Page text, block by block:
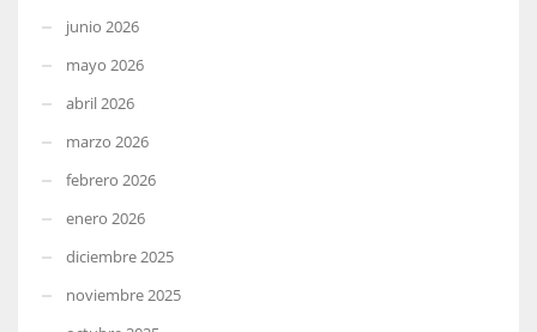
junio 2026
mayo 2026
abril 2026
marzo 2026
febrero 2026
enero 2026
diciembre 2025
noviembre 2025